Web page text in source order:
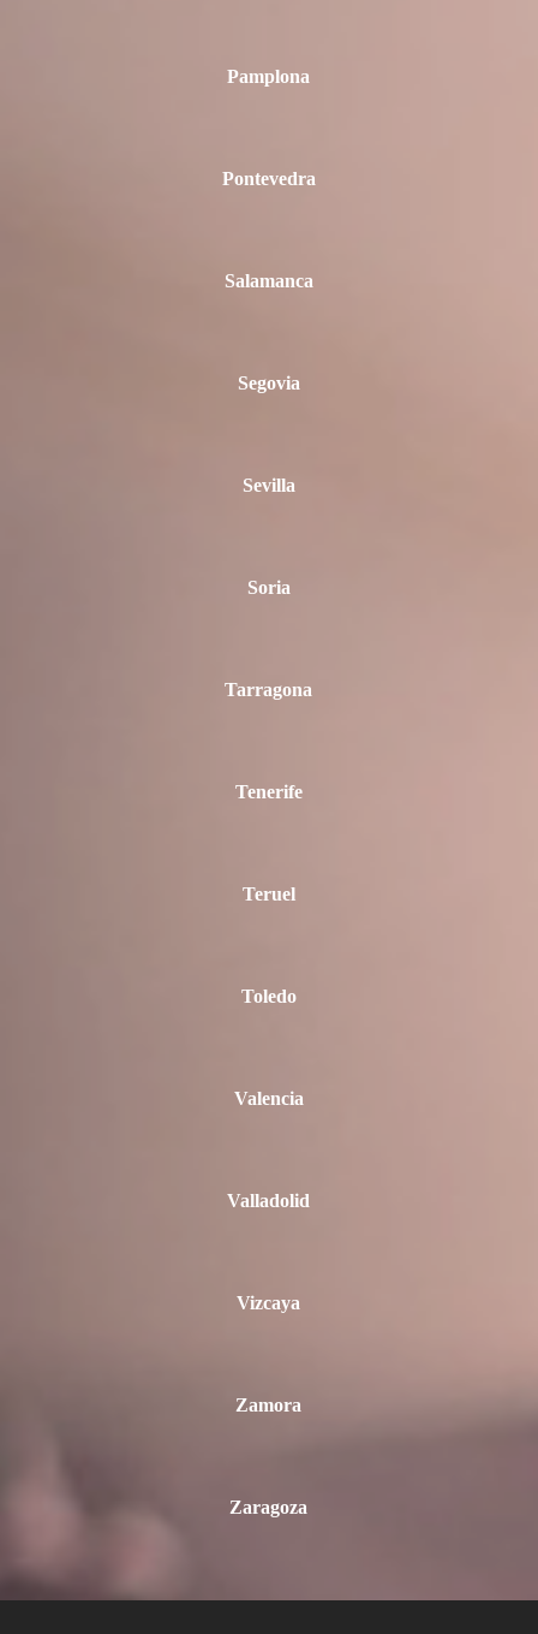
Pamplona
Pontevedra
Salamanca
Segovia
Sevilla
Soria
Tarragona
Tenerife
Teruel
Toledo
Valencia
Valladolid
Vizcaya
Zamora
Zaragoza